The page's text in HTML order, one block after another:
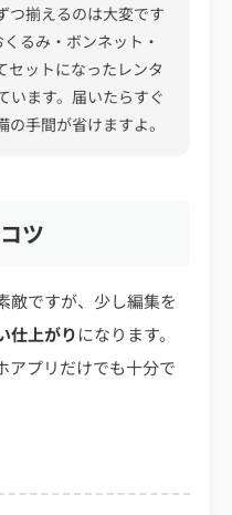
つ揃えるのは大変です
るみ・ボンネット・
セットになったレンタ
います。届いたらすぐ
手間が省けますよ。
ツ
敵ですが、少し編集を
仕上がりになります。
アプリだけでも十分で